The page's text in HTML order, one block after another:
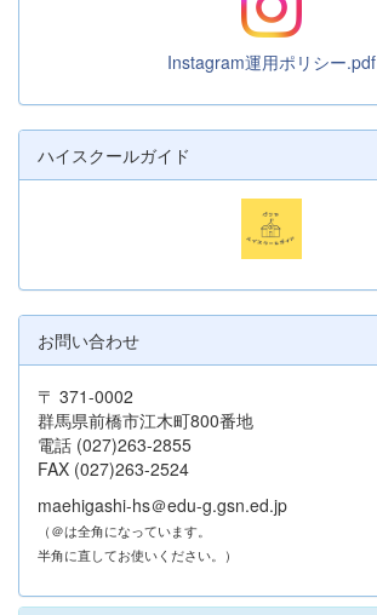
Instagram運用ポリシー.pdf
ハイスクールガイド
お問い合わせ
〒 371-0002
群馬県前橋市江木町800番地
電話 (027)263-2855
FAX (027)263-2524
maehigashi-hs＠edu-g.gsn.ed.jp
（＠は全角になっています。
半角に直してお使いください。）